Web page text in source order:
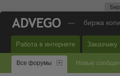
— биржа
Работа в интернете Заказчику
Все форумы Новые